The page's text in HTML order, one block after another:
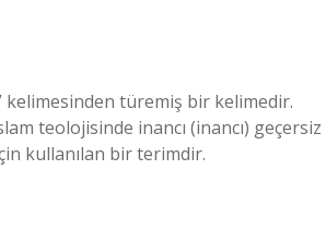
kelimesinden türemiş bir kelimedir.
teolojisinde inancı (inancı) geçersiz
kullanılan bir terimdir.